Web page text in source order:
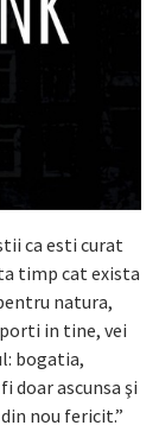
ca esti curat
timp cat exista
natura,
in tine, vei
bogatia,
doar ascunsa şi
nou fericit.”